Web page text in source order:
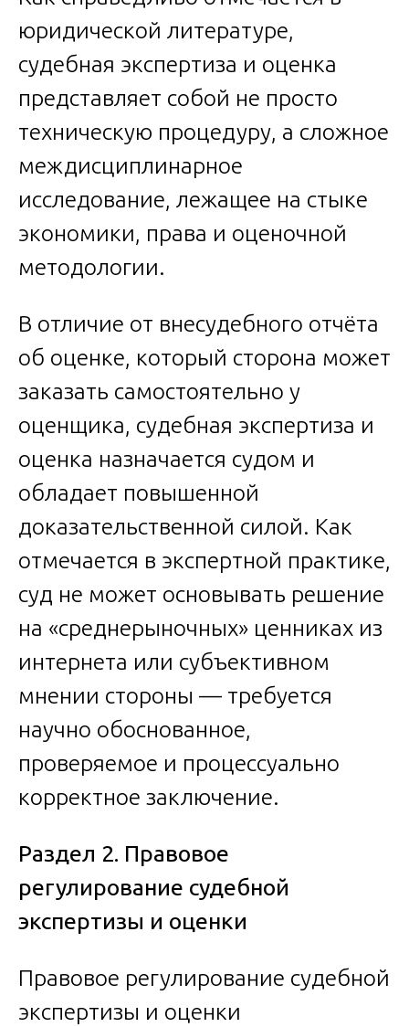
юридической литературе,
судебная экспертиза и оценка
представляет собой не просто
техническую процедуру, а сложное
междисциплинарное
исследование, лежащее на стыке
экономики, права и оценочной
методологии.
В отличие от внесудебного отчёта
об оценке, который сторона может
заказать самостоятельно у
оценщика, судебная экспертиза и
оценка назначается судом и
обладает повышенной
доказательственной силой. Как
отмечается в экспертной практике,
суд не может основывать решение
на «среднерыночных» ценниках из
интернета или субъективном
мнении стороны — требуется
научно обоснованное,
проверяемое и процессуально
корректное заключение.
Раздел 2. Правовое
регулирование судебной
экспертизы и оценки
Правовое регулирование судебной
экспертизы и оценки